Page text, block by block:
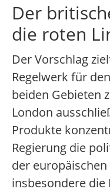
Der
die roten
Der Vorschlag
Regelwerk für
beiden Gebieten
London
Produkte
Regierung die
der
insbesondere die